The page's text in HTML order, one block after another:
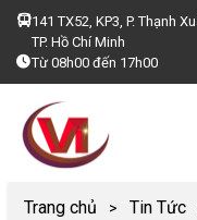
141 TX52, KP3, P. Thạnh
TP. Hồ Chí Minh
Từ 08h00 đến 17h00
Trang chủ Tin Tức